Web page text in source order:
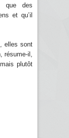
que des
et qu’il
elles sont
résume-il,
plutôt